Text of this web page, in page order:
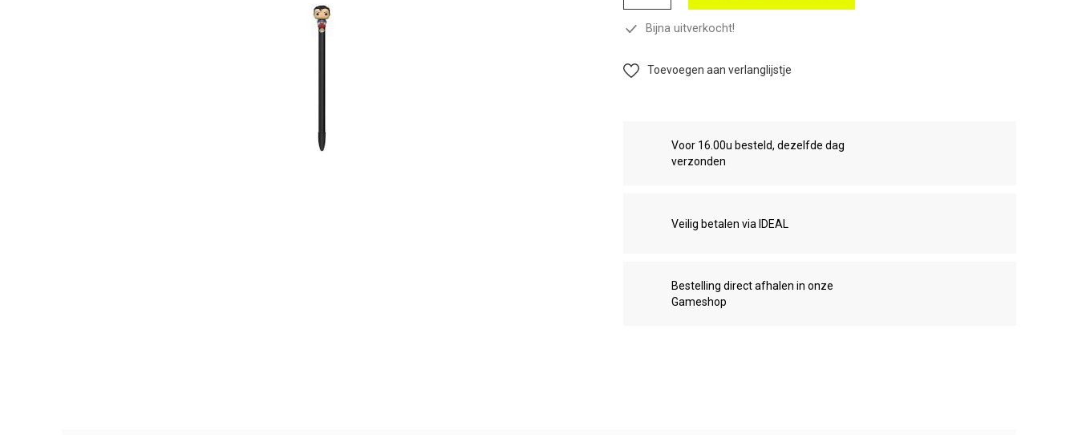
Bijna uitverkocht!
Toevoegen aan verlanglijstje
Voor 16.00u besteld, dezelfde dag
verzonden
Veilig betalen via IDEAL
Bestelling direct afhalen in onze
Gameshop